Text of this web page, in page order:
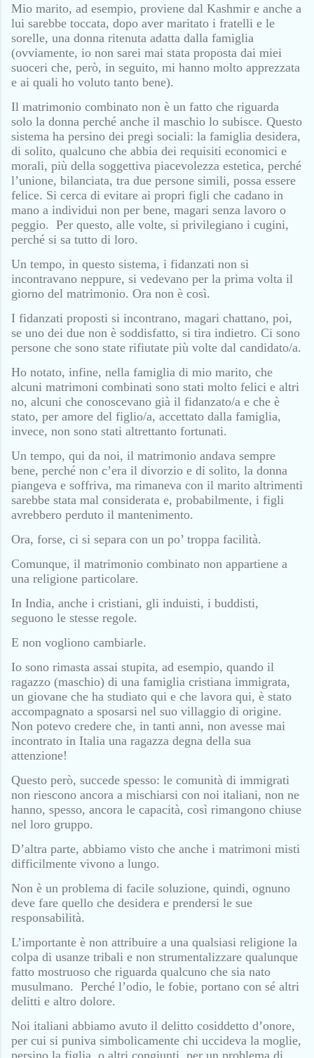
Mio marito, ad esempio, proviene dal Kashmir e anche a
lui sarebbe toccata, dopo aver maritato i fratelli e le
sorelle, una donna ritenuta adatta dalla famiglia
(ovviamente, io non sarei mai stata proposta dai miei
suoceri che, però, in seguito, mi hanno molto apprezzata
e ai quali ho voluto tanto bene).
Il matrimonio combinato non è un fatto che riguarda
solo la donna perché anche il maschio lo subisce. Questo
sistema ha persino dei pregi sociali: la famiglia desidera,
di solito, qualcuno che abbia dei requisiti economici e
morali, più della soggettiva piacevolezza estetica, perché
l’unione, bilanciata, tra due persone simili, possa essere
felice. Si cerca di evitare ai propri figli che cadano in
mano a individui non per bene, magari senza lavoro o
peggio. Per questo, alle volte, si privilegiano i cugini,
perché si sa tutto di loro.
Un tempo, in questo sistema, i fidanzati non si
incontravano neppure, si vedevano per la prima volta il
giorno del matrimonio. Ora non è così.
I fidanzati proposti si incontrano, magari chattano, poi,
se uno dei due non è soddisfatto, si tira indietro. Ci sono
persone che sono state rifiutate più volte dal candidato/a.
Ho notato, infine, nella famiglia di mio marito, che
alcuni matrimoni combinati sono stati molto felici e altri
no, alcuni che conoscevano già il fidanzato/a e che è
stato, per amore del figlio/a, accettato dalla famiglia,
invece, non sono stati altrettanto fortunati.
Un tempo, qui da noi, il matrimonio andava sempre
bene, perché non c’era il divorzio e di solito, la donna
piangeva e soffriva, ma rimaneva con il marito altrimenti
sarebbe stata mal considerata e, probabilmente, i figli
avrebbero perduto il mantenimento.
Ora, forse, ci si separa con un po’ troppa facilità.
Comunque, il matrimonio combinato non appartiene a
una religione particolare.
In India, anche i cristiani, gli induisti, i buddisti,
seguono le stesse regole.
E non vogliono cambiarle.
Io sono rimasta assai stupita, ad esempio, quando il
ragazzo (maschio) di una famiglia cristiana immigrata,
un giovane che ha studiato qui e che lavora qui, è stato
accompagnato a sposarsi nel suo villaggio di origine.
Non potevo credere che, in tanti anni, non avesse mai
incontrato in Italia una ragazza degna della sua
attenzione!
Questo però, succede spesso: le comunità di immigrati
non riescono ancora a mischiarsi con noi italiani, non ne
hanno, spesso, ancora le capacità, così rimangono chiuse
nel loro gruppo.
D’altra parte, abbiamo visto che anche i matrimoni misti
difficilmente vivono a lungo.
Non è un problema di facile soluzione, quindi, ognuno
deve fare quello che desidera e prendersi le sue
responsabilità.
L’importante è non attribuire a una qualsiasi religione la
colpa di usanze tribali e non strumentalizzare qualunque
fatto mostruoso che riguarda qualcuno che sia nato
musulmano. Perché l’odio, le fobie, portano con sé altri
delitti e altro dolore.
Noi italiani abbiamo avuto il delitto cosiddetto d’onore,
per cui si puniva simbolicamente chi uccideva la moglie,
persino la figlia, o altri congiunti, per un problema di